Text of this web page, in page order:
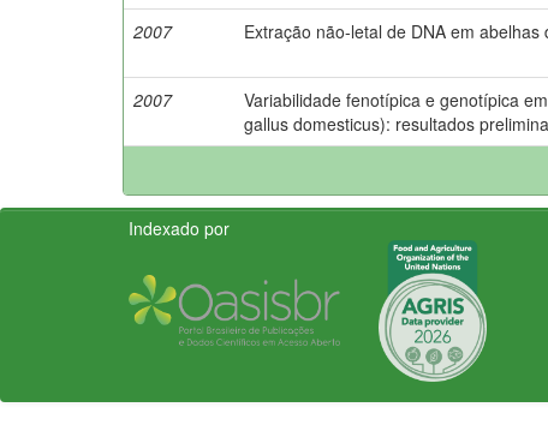
2007 Extração não-letal de DNA em abelhas
2007
Variabilidade fenotípica e genotípica
gallus domesticus): resultados
Indexado por